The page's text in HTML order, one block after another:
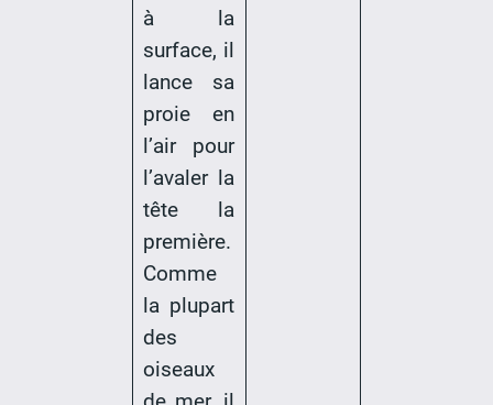
à la
surface, il
lance sa
proie en
l’air pour
l’avaler la
tête la
première.
Comme
la plupart
des
oiseaux